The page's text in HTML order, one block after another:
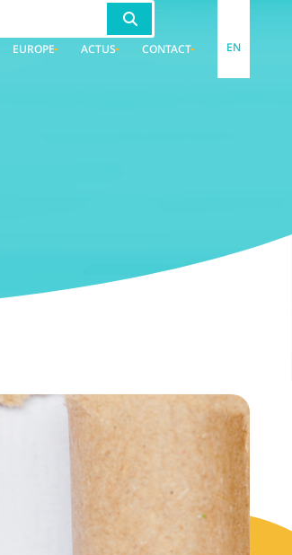
EUROPE ACTUS CONTACT EN